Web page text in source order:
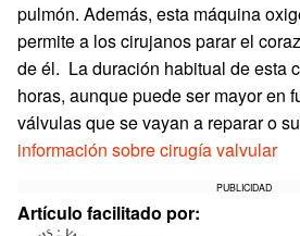
pulmón. Además, esta máquina
permite a los cirujanos parar el
de él. La duración habitual de esta
horas, aunque puede ser mayor en
válvulas que se vayan a reparar o
información sobre cirugía valvular
PUBLICIDAD
Artículo facilitado por: